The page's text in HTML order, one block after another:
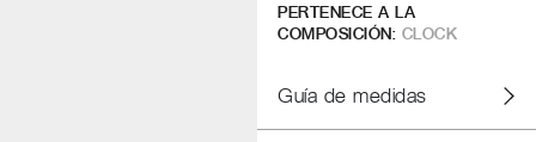
PERTENECE A LA
COMPOSICIÓN: CLOCK
Guía de medidas